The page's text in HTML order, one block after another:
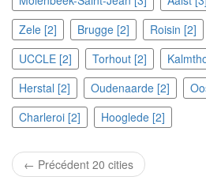
Zele [2]
Brugge [2] Roisin [2]
UCCLE [2]
Torhout [2]
Herstal [2]
Oudenaarde [2]
Charleroi [2]
Hooglede [2]
← Précédent 20 cities